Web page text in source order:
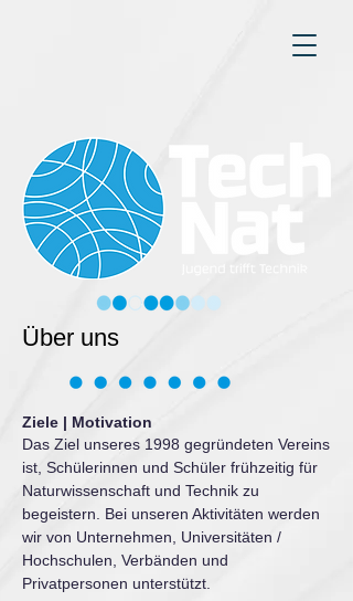
Über uns
Ziele | Motivation
Das Ziel unseres 1998 gegründeten Vereins
ist, Schülerinnen und Schüler frühzeitig für
Naturwissenschaft und Technik zu
begeistern. Bei unseren Aktivitäten werden
wir von Unternehmen, Universitäten /
Hochschulen, Verbänden und
Privatpersonen unterstützt.